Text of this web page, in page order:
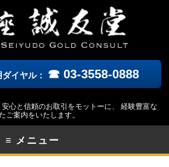
イヤル： ☎ 03-3558-0888
安心と信頼のお取引をモットーに、 経験豊富な
ご案内をいたします。
≡ メニュー